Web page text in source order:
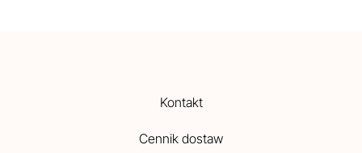
Kontakt
Cennik dostaw